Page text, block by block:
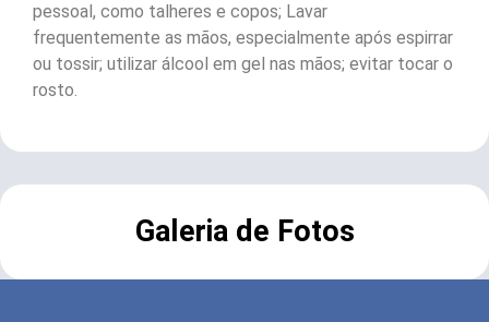
pessoal, como talheres e copos; Lavar
frequentemente as mãos, especialmente após espirrar
ou tossir; utilizar álcool em gel nas mãos; evitar tocar o
rosto.
Galeria de Fotos